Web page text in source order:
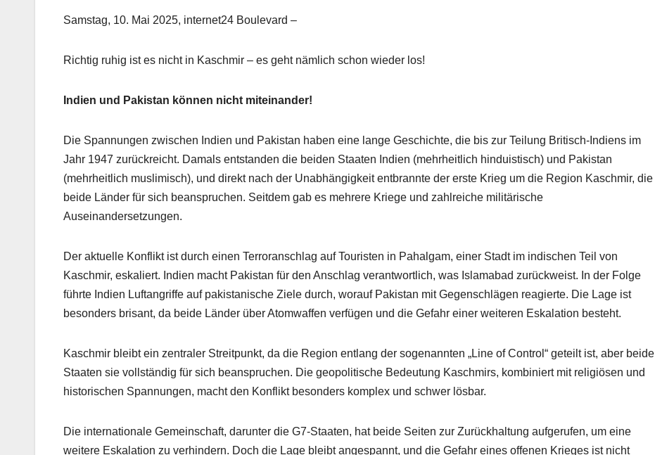
Samstag, 10. Mai 2025, internet24 Boulevard –
Richtig ruhig ist es nicht in Kaschmir – es geht nämlich schon wieder los!
Indien und Pakistan können nicht miteinander!
Die Spannungen zwischen Indien und Pakistan haben eine lange Geschichte, die bis zur Teilung Britisch-Indiens im
Jahr 1947 zurückreicht. Damals entstanden die beiden Staaten Indien (mehrheitlich hinduistisch) und Pakistan
(mehrheitlich muslimisch), und direkt nach der Unabhängigkeit entbrannte der erste Krieg um die Region Kaschmir, die
beide Länder für sich beanspruchen. Seitdem gab es mehrere Kriege und zahlreiche militärische
Auseinandersetzungen.
Der aktuelle Konflikt ist durch einen Terroranschlag auf Touristen in Pahalgam, einer Stadt im indischen Teil von
Kaschmir, eskaliert. Indien macht Pakistan für den Anschlag verantwortlich, was Islamabad zurückweist. In der Folge
führte Indien Luftangriffe auf pakistanische Ziele durch, worauf Pakistan mit Gegenschlägen reagierte. Die Lage ist
besonders brisant, da beide Länder über Atomwaffen verfügen und die Gefahr einer weiteren Eskalation besteht.
Kaschmir bleibt ein zentraler Streitpunkt, da die Region entlang der sogenannten „Line of Control“ geteilt ist, aber beide
Staaten sie vollständig für sich beanspruchen. Die geopolitische Bedeutung Kaschmirs, kombiniert mit religiösen und
historischen Spannungen, macht den Konflikt besonders komplex und schwer lösbar.
Die internationale Gemeinschaft, darunter die G7-Staaten, hat beide Seiten zur Zurückhaltung aufgerufen, um eine
weitere Eskalation zu verhindern. Doch die Lage bleibt angespannt, und die Gefahr eines offenen Krieges ist nicht